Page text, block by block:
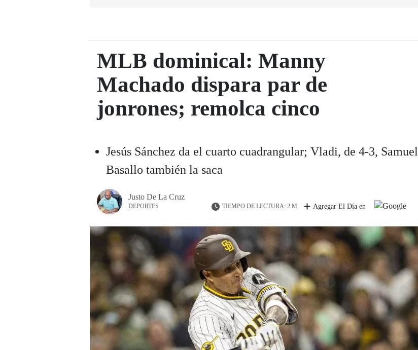
MLB dominical: Manny
Machado dispara par de
jonrones; remolca cinco
Jesús Sánchez da el cuarto cuadrangular; Vladi, de 4-3, Samuel
Basallo también la saca
Justo De La Cruz
DEPORTES TIEMPO DE LECTURA: 2 M Agregar El Día en